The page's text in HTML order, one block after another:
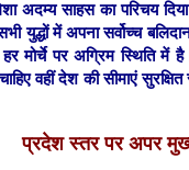
अदम्य साहस का परिचय
युद्धों में अपना सर्वोच्च
मोर्चे पर अग्रिम स्थिति में
चाहिए वहीं देश की सीमाएं
प्रदेश स्तर पर अपर